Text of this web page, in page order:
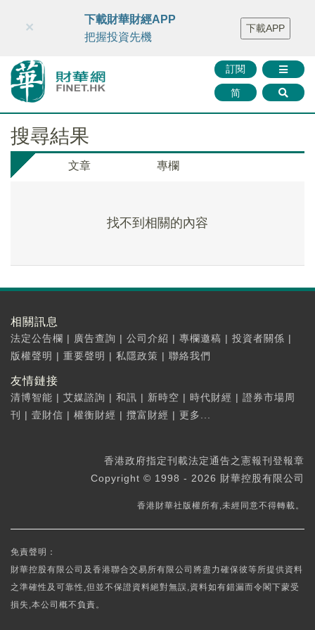
財華智庫網 FINTV FINMETA 財華證券 媒體矩陣
智庫沙龍
聯絡我們
訂閱
简
×
下載財華財經APP
把握投資先機
下載APP
搜尋結果
文章 專欄
找不到相關的內容
相關訊息
法定公告欄 | 廣告查詢 | 公司介紹 | 專欄邀稿 | 投資者關係 |
版權聲明 | 重要聲明 | 私隱政策 | 聯絡我們
友情鏈接
清博智能 | 艾媒諮詢 | 和訊 | 新時空 | 時代財經 | 證券市場周
刊
| 壹財信 | 權衡財經 | 攬富財經 | 更多...
香港政府指定刊載法定通告之憲報刊登報章
Copyright © 1998 - 2026 財華控股有限公司
香港財華社版權所有,未經同意不得轉載。
免責聲明：
財華控股有限公司及香港聯合交易所有限公司將盡力確保彼等所提供資料
之準確性及可靠性,但並不保證資料絕對無誤,資料如有錯漏而令閣下蒙受
損失,本公司概不負責。